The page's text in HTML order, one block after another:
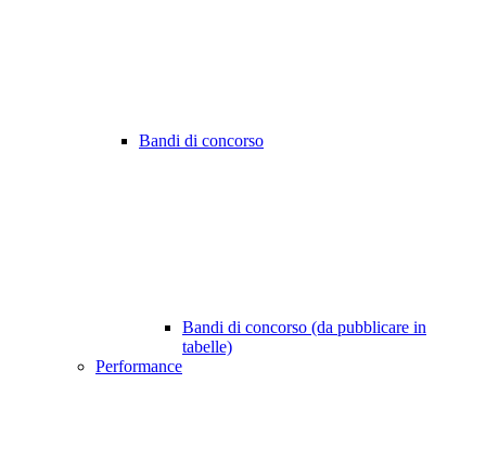
Bandi di concorso
Bandi di concorso (da pubblicare in
tabelle)
Performance